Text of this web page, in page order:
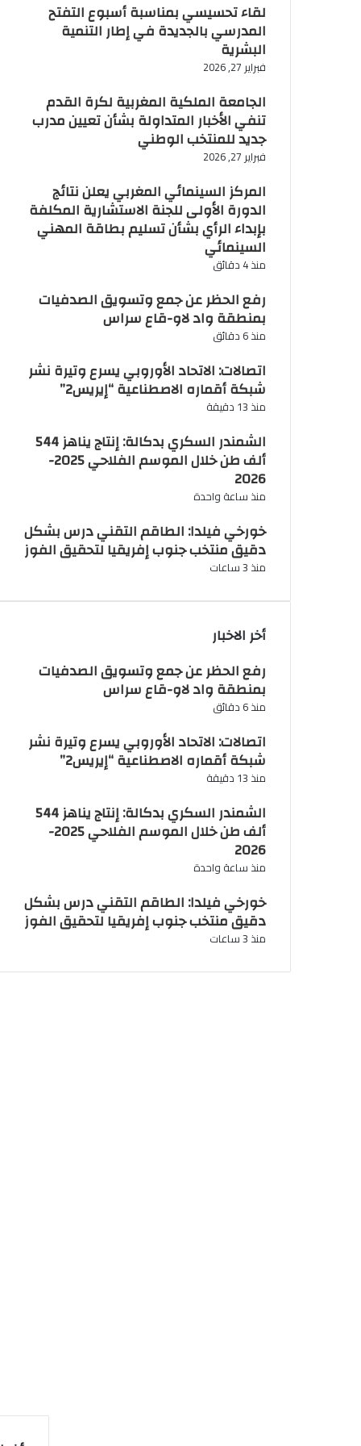
لقاء تحسيسي بمناسبة أسبوع التفتح
المدرسي بالجديدة في إطار التنمية
البشرية
فبراير 27, 2026
الجامعة الملكية المغربية لكرة القدم
تنفي الأخبار المتداولة بشأن تعيين مدرب
جديد للمنتخب الوطني
فبراير 27, 2026
المركز السينمائي المغربي يعلن نتائج
الدورة الأولى للجنة الاستشارية المكلفة
بإبداء الرأي بشأن تسليم بطاقة المهني
السينمائي
منذ 4 دقائق
رفع الحظر عن جمع وتسويق الصدفيات
بمنطقة واد لاو-قاع سراس
منذ 6 دقائق
اتصالات: الاتحاد الأوروبي يسرع وتيرة نشر
شبكة أقماره الاصطناعية “إيريس2”
منذ 13 دقيقة
الشمندر السكري بدكالة: إنتاج يناهز 544
ألف طن خلال الموسم الفلاحي 2025-
2026
منذ ساعة واحدة
خورخي فيلدا: الطاقم التقني درس بشكل
دقيق منتخب جنوب إفريقيا لتحقيق الفوز
منذ 3 ساعات
أخر الاخبار
رفع الحظر عن جمع وتسويق الصدفيات
بمنطقة واد لاو-قاع سراس
منذ 6 دقائق
اتصالات: الاتحاد الأوروبي يسرع وتيرة نشر
شبكة أقماره الاصطناعية “إيريس2”
منذ 13 دقيقة
الشمندر السكري بدكالة: إنتاج يناهز 544
ألف طن خلال الموسم الفلاحي 2025-
2026
منذ ساعة واحدة
خورخي فيلدا: الطاقم التقني درس بشكل
دقيق منتخب جنوب إفريقيا لتحقيق الفوز
منذ 3 ساعات